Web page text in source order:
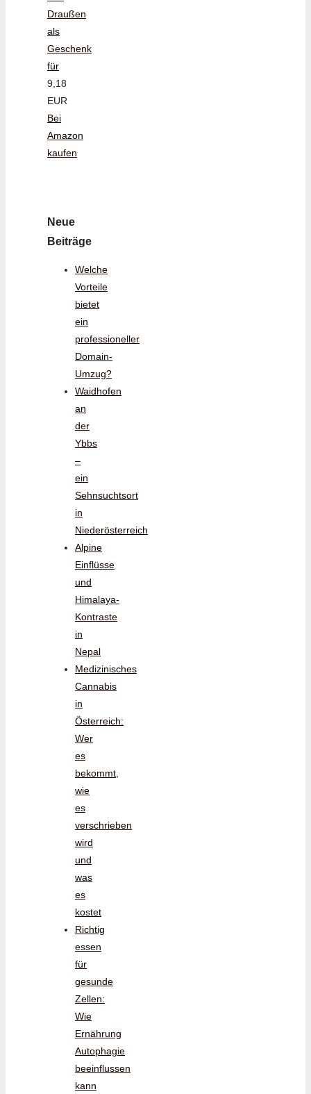
Draußen
als
Geschenk
für
9,18
EUR
Bei
Amazon
kaufen
Neue
Beiträge
Welche
Vorteile
bietet
ein
professioneller
Domain-
Umzug?
Waidhofen
an
der
Ybbs
–
ein
Sehnsuchtsort
in
Niederösterreich
Alpine
Einflüsse
und
Himalaya-
Kontraste
in
Nepal
Medizinisches
Cannabis
in
Österreich:
Wer
es
bekommt,
wie
es
verschrieben
wird
und
was
es
kostet
Richtig
essen
für
gesunde
Zellen:
Wie
Ernährung
Autophagie
beeinflussen
kann